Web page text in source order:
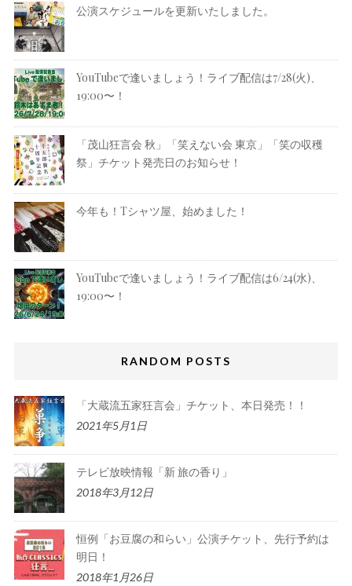
公演スケジュールを更新いたしました。
YouTubeで逢いましょう！ライブ配信は7/28(火)、
19:00〜！
「茂山狂言会 秋」「笑えない会 東京」「笑の収穫
祭」チケット発売日のお知らせ！
今年も！Tシャツ屋、始めました！
YouTubeで逢いましょう！ライブ配信は6/24(水)、
19:00〜！
RANDOM POSTS
「大蔵流五家狂言会」チケット、本日発売！！
2021年5月1日
テレビ放映情報「新 旅の香り」
2018年3月12日
恒例「お豆腐の和らい」公演チケット、先行予約は
明日！
2018年1月26日